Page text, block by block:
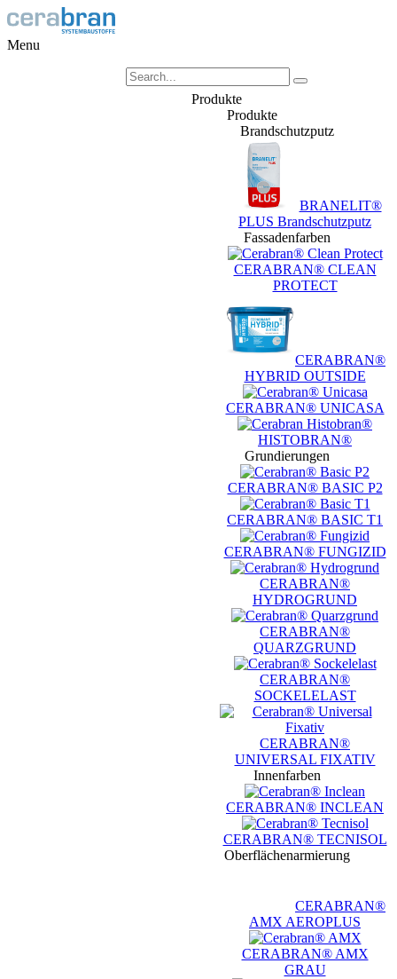
Menu
Produkte
Produkte
Brandschutzputz
BRANELIT®
PLUS Brandschutzputz
Fassadenfarben
CERABRAN® CLEAN
PROTECT
CERABRAN®
HYBRID OUTSIDE
CERABRAN® UNICASA
HISTOBRAN®
Grundierungen
CERABRAN® BASIC P2
CERABRAN® BASIC T1
CERABRAN® FUNGIZID
CERABRAN®
HYDROGRUND
CERABRAN®
QUARZGRUND
CERABRAN®
SOCKELELAST
CERABRAN®
UNIVERSAL FIXATIV
Innenfarben
CERABRAN® INCLEAN
CERABRAN® TECNISOL
Oberflächenarmierung
CERABRAN®
AMX AEROPLUS
CERABRAN® AMX
GRAU